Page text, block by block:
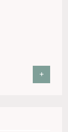
+